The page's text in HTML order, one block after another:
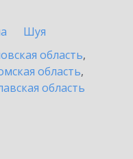
Шуя
область,
область,
область